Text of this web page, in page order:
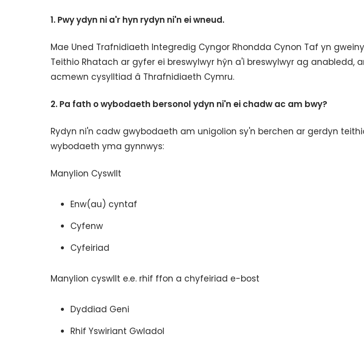
1. Pwy ydyn ni a'r hyn rydyn ni'n ei wneud.
Mae Uned Trafnidiaeth Integredig Cyngor Rhondda Cynon Taf yn
Teithio Rhatach ar gyfer ei breswylwyr hŷn a'i breswylwyr ag anabledd,
acmewn cysylltiad â Thrafnidiaeth Cymru.
2. Pa fath o wybodaeth bersonol ydyn ni'n ei chadw ac am bwy?
Rydyn ni'n cadw gwybodaeth am unigolion sy'n berchen ar gerdyn
wybodaeth yma gynnwys:
Manylion Cyswllt
Enw(au) cyntaf
Cyfenw
Cyfeiriad
Manylion cyswllt e.e. rhif ffon a chyfeiriad e-bost
Dyddiad Geni
Rhif Yswiriant Gwladol